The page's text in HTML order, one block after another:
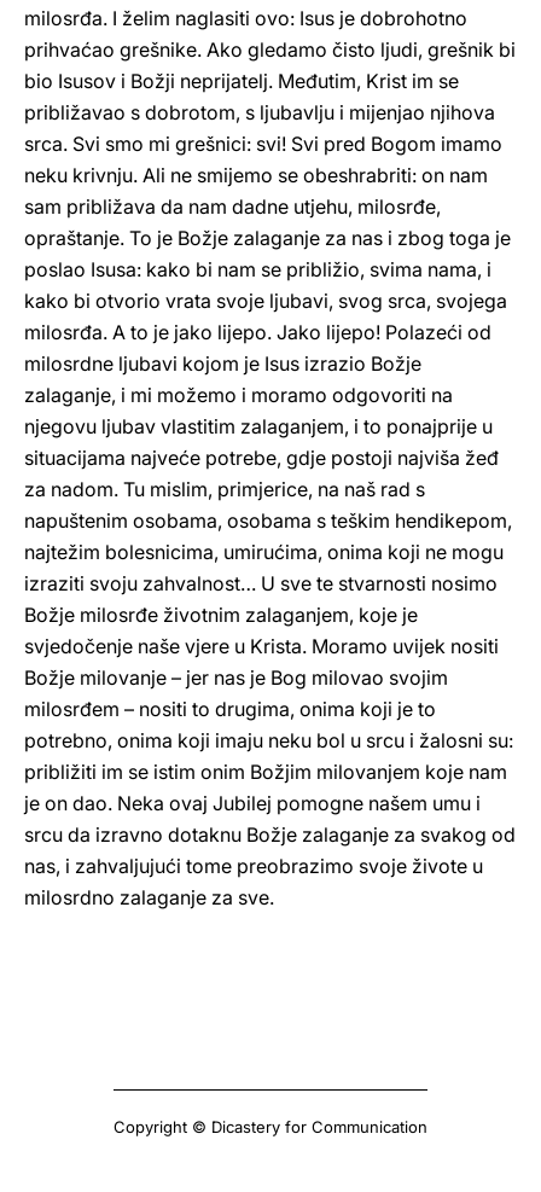
milosrđa. I želim naglasiti ovo: Isus je dobrohotno
prihvaćao grešnike. Ako gledamo čisto ljudi, grešnik bi
bio Isusov i Božji neprijatelj. Međutim, Krist im se
približavao s dobrotom, s ljubavlju i mijenjao njihova
srca. Svi smo mi grešnici: svi! Svi pred Bogom imamo
neku krivnju. Ali ne smijemo se obeshrabriti: on nam
sam približava da nam dadne utjehu, milosrđe,
opraštanje. To je Božje zalaganje za nas i zbog toga je
poslao Isusa: kako bi nam se približio, svima nama, i
kako bi otvorio vrata svoje ljubavi, svog srca, svojega
milosrđa. A to je jako lijepo. Jako lijepo! Polazeći od
milosrdne ljubavi kojom je Isus izrazio Božje
zalaganje, i mi možemo i moramo odgovoriti na
njegovu ljubav vlastitim zalaganjem, i to ponajprije u
situacijama najveće potrebe, gdje postoji najviša žeđ
za nadom. Tu mislim, primjerice, na naš rad s
napuštenim osobama, osobama s teškim hendikepom,
najtežim bolesnicima, umirućima, onima koji ne mogu
izraziti svoju zahvalnost… U sve te stvarnosti nosimo
Božje milosrđe životnim zalaganjem, koje je
svjedočenje naše vjere u Krista. Moramo uvijek nositi
Božje milovanje – jer nas je Bog milovao svojim
milosrđem – nositi to drugima, onima koji je to
potrebno, onima koji imaju neku bol u srcu i žalosni su:
približiti im se istim onim Božjim milovanjem koje nam
je on dao. Neka ovaj Jubilej pomogne našem umu i
srcu da izravno dotaknu Božje zalaganje za svakog od
nas, i zahvaljujući tome preobrazimo svoje živote u
milosrdno zalaganje za sve.
Copyright © Dicastery for Communication